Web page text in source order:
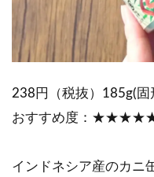
238円（税抜）185g(固
おすすめ度：
インドネシア産のカニ